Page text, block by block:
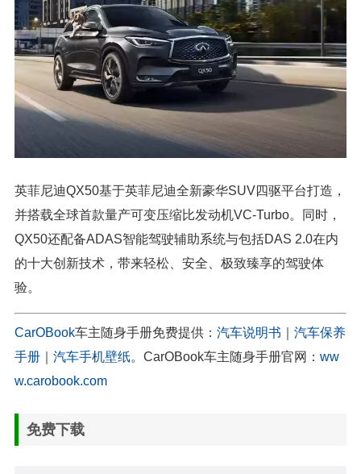
英菲尼迪QX50基于英菲尼迪全新豪华SUV四驱平台打造，
并搭载全球首款量产可变压缩比发动机VC-Turbo。同时，
QX50还配备ADAS智能驾驶辅助系统与包括DAS 2.0在内
的十大创新技术，带来轻松、安全、极致臻享的驾驶体
验。
CarOBook车主随身手册免费提供： 汽车说明书
汽车保养
手册
汽车手机壁纸。CarOBook车主随身手册官网： ww
w.carobook.com
免费下载